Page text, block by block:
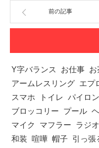
前の記事
Y字バランス お仕事 お
アームレスリング エプ
スマホ
トイレ パイロン
ブロッコリー
プール
マイク
マフラー ラジオ
和装
喧嘩 帽子 引っ張